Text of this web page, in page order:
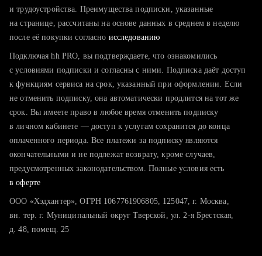
тратите много времени на поиск и вручную поднимаете
хотите сравнить себя с конкурентами и оценить шансы
и трудоустройства. Преимущества подписки, указанные
на странице, рассчитаны на основе данных в среднем в неделю
после её покупки согласно исследованию
Подключая hh PRO, вы подтверждаете, что ознакомились
с условиями подписки и согласны с ними. Подписка даёт доступ
к функциям сервиса на срок, указанный при оформлении. Если
не отменить подписку, она автоматически продлится на тот же
срок. Вы имеете право в любое время отменить подписку
в личном кабинете — доступ к услугам сохранится до конца
оплаченного периода. Все платежи за подписку являются
окончательными и не подлежат возврату, кроме случаев,
предусмотренных законодательством. Полные условия есть
в оферте
ООО «Хэдхантер», ОГРН 1067761906805, 125047, г. Москва,
вн. тер. г. Муниципальный округ Тверской, ул. 2-я Брестская,
д. 48, помещ. 25